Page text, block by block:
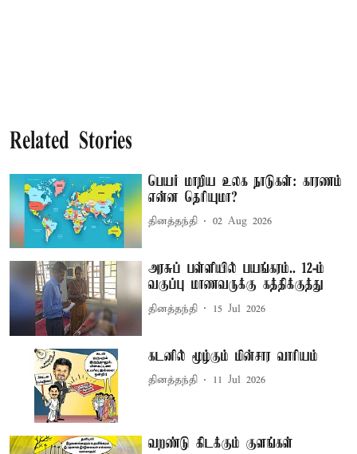
Related Stories
பெயர் மாறிய உலக நாடுகள்: காரணம்
என்ன தெரியுமா?
தினத்தந்தி 02 Aug 2026
அரசுப் பள்ளியில் பயங்கரம்.. 12-ம்
வகுப்பு மாணவருக்கு கத்திக்குத்து
தினத்தந்தி 15 Jul 2026
கடனில் மூழ்கும் மின்சார வாரியம்
தினத்தந்தி 11 Jul 2026
வறண்டு கிடக்கும் குளங்கள்